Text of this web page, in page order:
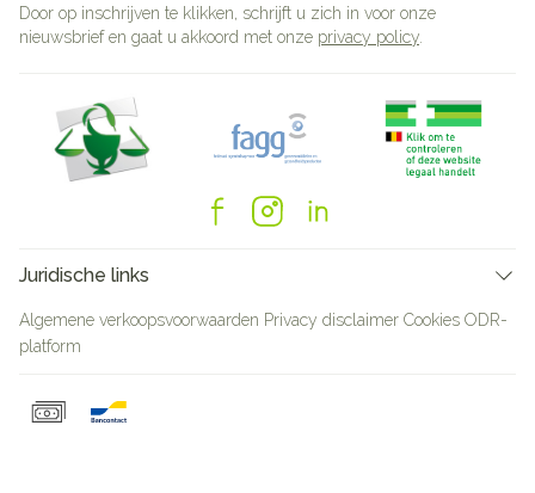
Door op inschrijven te klikken, schrijft u zich in voor onze
nieuwsbrief en gaat u akkoord met onze privacy policy
Juridische links
Algemene verkoopsvoorwaarden Privacy disclaimer Cookies ODR-
platform